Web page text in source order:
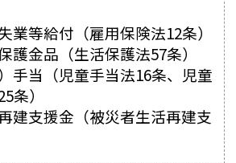
業等給付（雇用保険法12条）
護金品（生活保護法57条）
手当（児童手当法16条、児童
条）
建支援金（被災者生活再建支